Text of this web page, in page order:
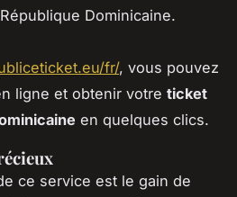
Dominicaine.
fr/, vous pouvez
ligne et obtenir votre ticket
en quelques clics.
ce service est le gain de